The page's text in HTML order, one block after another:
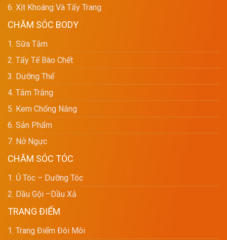
6. Xịt Khoáng Và Tẩy Trang
CHĂM SÓC BODY
1. Sữa Tắm
2. Tẩy Tế Bào Chết
3. Dưỡng Thể
4. Tắm Trắng
5. Kem Chống Nắng
6. Sản Phẩm
7. Nở Ngực
CHĂM SÓC TÓC
1. Ủ Tóc – Dưỡng Tóc
2. Dầu Gội –dầu Xả
TRANG ĐIỂM
1. Trang Điểm Đôi Môi